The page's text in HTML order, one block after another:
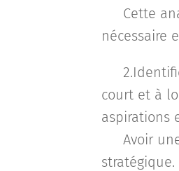
🔑 Cette
nécessaire
❎
court et à
aspirations
🔑 Avoir
stratégique.